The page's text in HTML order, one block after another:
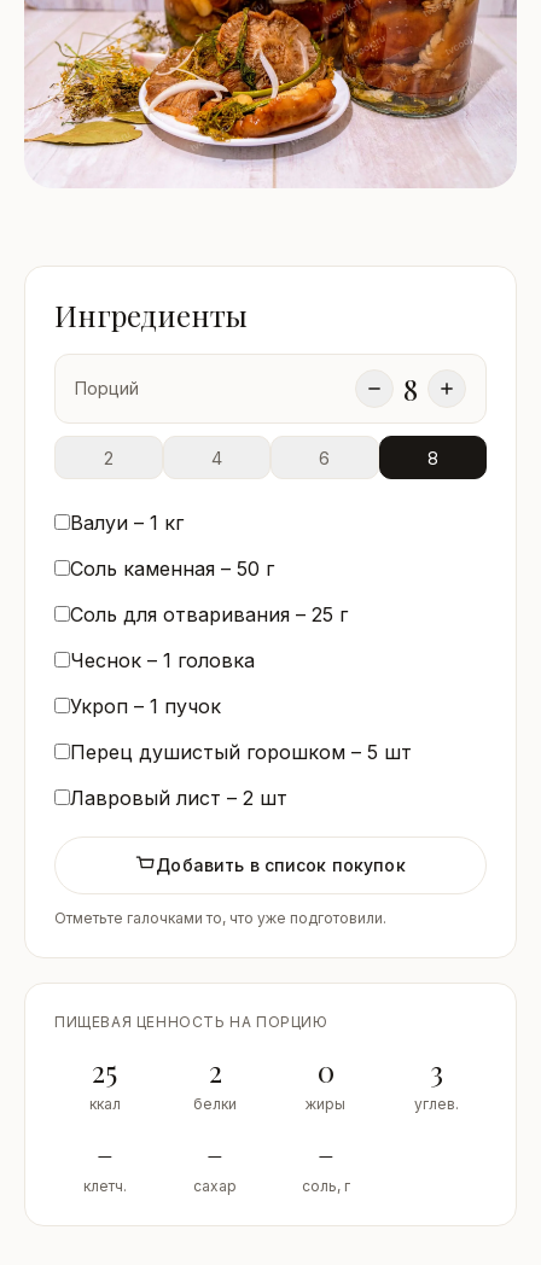
Ингредиенты
Порций 8
2 4 6 8
Валуи – 1 кг
Соль каменная – 50 г
Соль для отваривания – 25 г
Чеснок – 1 головка
Укроп – 1 пучок
Перец душистый горошком – 5 шт
Лавровый лист – 2 шт
Добавить в список покупок
Отметьте галочками то, что уже подготовили.
ПИЩЕВАЯ ЦЕННОСТЬ НА ПОРЦИЮ
25
ккал
2
белки
0
жиры
3
углев.
–
клетч.
–
сахар
–
соль, г